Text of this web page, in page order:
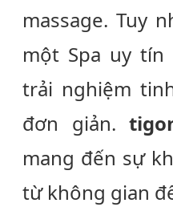
massage. Tuy
một Spa uy tín
trải nghiệm
đơn giản.
mang đến sự
từ không gian